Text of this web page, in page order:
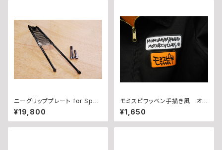
ニーグリッププレート for Sport
ster with Rearsets（~’03年）
¥19,800
モミスピワッペン手描き風 オレ
モミセット
¥1,650